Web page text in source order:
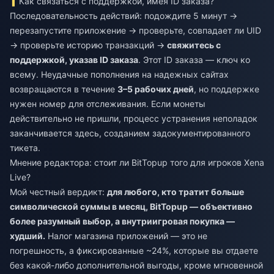
Последовательность действий: подождите 5 минут →
перезапустите приложение → проверьте, совпадает ли UID
→ проверьте историю транзакций → свяжитесь с
поддержкой, указав ID заказа. Этот ID заказа — ключ ко
всему. Неудачные пополнения на надежных сайтах
возвращаются в течение 3–5 рабочих дней, но поддержке
нужен номер для отслеживания. Если монеты
действительно не пришли, процесс устранения неполадок
заканчивается здесь, созданием задокументированного
тикета.
Мнение редактора: стоит ли BitTopup того для игроков Xena
Live?
Мой честный вердикт: для любого, кто тратит больше
символической суммы в месяц, BitTopup — объективно
более разумный выбор, а внутриигровая покупка —
худший. Налог магазина приложений — это не
погрешность, а фиксированные ~24%, которые вы отдаете
без какой-либо дополнительной выгоды, кроме мгновенной